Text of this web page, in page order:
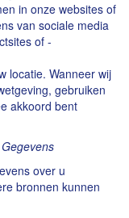
in onze websites of
van sociale media
of -
locatie. Wanneer wij
gebruiken
akkoord bent
over u
bronnen kunnen